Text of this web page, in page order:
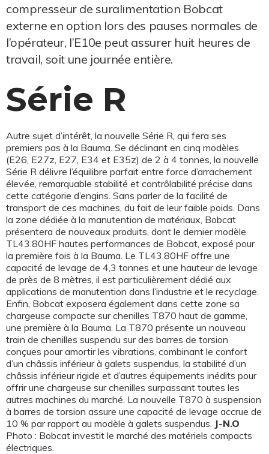
compresseur de suralimentation Bobcat
externe en option lors des pauses normales de
l’opérateur, l’E10e peut assurer huit heures de
travail, soit une journée entière.
Série R
Autre sujet d’intérêt, la nouvelle Série R, qui fera ses
premiers pas à la Bauma. Se déclinant en cinq modèles
(E26, E27z, E27, E34 et E35z) de 2 à 4 tonnes, la nouvelle
Série R délivre l’équilibre parfait entre force d’arrachement
élevée, remarquable stabilité et contrôlabilité précise dans
cette catégorie d’engins. Sans parler de la facilité de
transport de ces machines, du fait de leur faible poids. Dans
la zone dédiée à la manutention de matériaux, Bobcat
présentera de nouveaux produits, dont le dernier modèle
TL43.80HF hautes performances de Bobcat, exposé pour
la première fois à la Bauma. Le TL43.80HF offre une
capacité de levage de 4,3 tonnes et une hauteur de levage
de près de 8 mètres, il est particulièrement dédié aux
applications de manutention dans l’industrie et le recyclage.
Enfin, Bobcat exposera également dans cette zone sa
chargeuse compacte sur chenilles T870 haut de gamme,
une première à la Bauma. La T870 présente un nouveau
train de chenilles suspendu sur des barres de torsion
conçues pour amortir les vibrations, combinant le confort
d’un châssis inférieur à galets suspendus, la stabilité d’un
châssis inférieur rigide et d’autres équipements inédits pour
offrir une chargeuse sur chenilles surpassant toutes les
autres machines du marché. La nouvelle T870 à suspension
à barres de torsion assure une capacité de levage accrue de
10 % par rapport au modèle à galets suspendus. J-N.O
Photo : Bobcat investit le marché des matériels compacts
électriques.